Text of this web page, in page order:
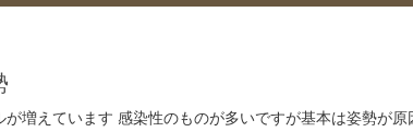
が増えています 感染性のものが多いですが基本は姿勢が